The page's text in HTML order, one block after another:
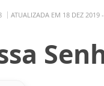
ATUALIZADA EM 18 DEZ 2019